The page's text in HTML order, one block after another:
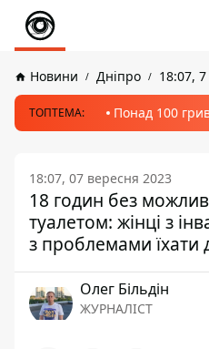
Новини Дніпро 18:07,
ТОПТЕМА: Понад 100
18:07, 07 вересня 2023
18 годин без
туалетом: жінці з
з проблемами їхати
Олег Більдін
ЖУРНАЛІСТ